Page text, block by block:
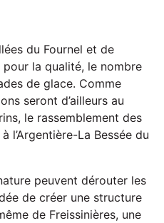
du Fournel et de
pour la qualité, le nombre
de glace. Comme
seront d’ailleurs au
le rassemblement des
l’Argentière-La Bessée du
peuvent dérouter les
de créer une structure
de Freissinières, une